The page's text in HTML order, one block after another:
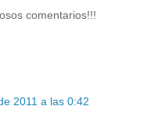
comentarios!!!
2011 a las 0:42